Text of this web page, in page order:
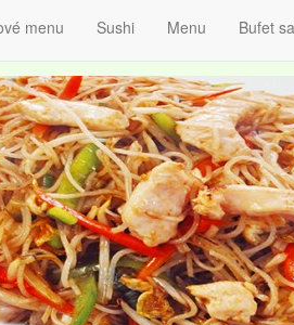
menu Sushi Menu Bufet